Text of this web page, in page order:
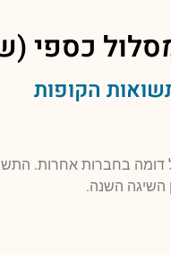
כספי
הקופות
דומה בחברות אחרות.
השיגה השנה.